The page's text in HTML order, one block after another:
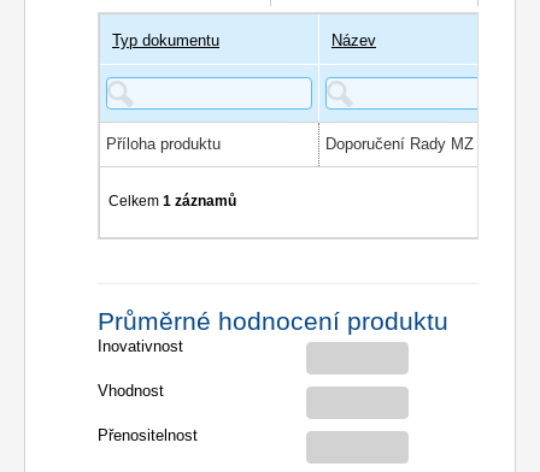
Typ dokumentu Název
Příloha produktu
Celkem1 záznamů
Průměrné hodnocení produktu
Inovativnost
Vhodnost
Přenositelnost